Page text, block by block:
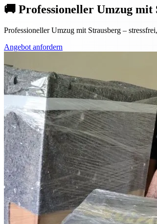
🚚 Professioneller Umzug mit
Professioneller Umzug mit Strausberg –
Angebot anfordern